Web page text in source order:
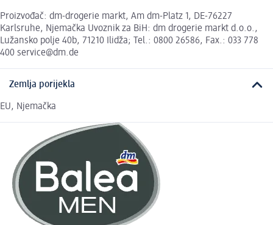
Proizvođač: dm-drogerie markt, Am dm-Platz 1, DE-76227
Karlsruhe, Njemačka Uvoznik za BiH: dm drogerie markt d.o.o.,
Lužansko polje 40b, 71210 Ilidža; Tel.: 0800 26586, Fax.: 033 778
400 service@dm.de
Zemlja porijekla
EU, Njemačka